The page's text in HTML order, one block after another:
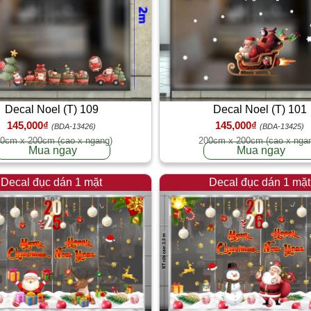
Decal Noel (T) 109
145,000₫ (BDA-13426)
x 200cm (cao x ngang)
Mua ngay
Decal Noel (T) 101
145,000₫ (BDA-13425)
200cm x 200cm (cao x
Mua ngay
Decal đục dán 1 mặt Decal đục dán 1 mặt